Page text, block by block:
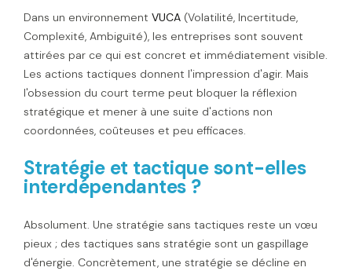
Dans un environnement VUCA (Volatilité, Incertitude,
Complexité, Ambiguïté), les entreprises sont souvent
attirées par ce qui est concret et immédiatement visible.
Les actions tactiques donnent l'impression d'agir. Mais
l'obsession du court terme peut bloquer la réflexion
stratégique et mener à une suite d'actions non
coordonnées, coûteuses et peu efficaces.
Stratégie et tactique sont-elles
interdépendantes ?
Absolument. Une stratégie sans tactiques reste un vœu
pieux ; des tactiques sans stratégie sont un gaspillage
d'énergie. Concrètement, une stratégie se décline en